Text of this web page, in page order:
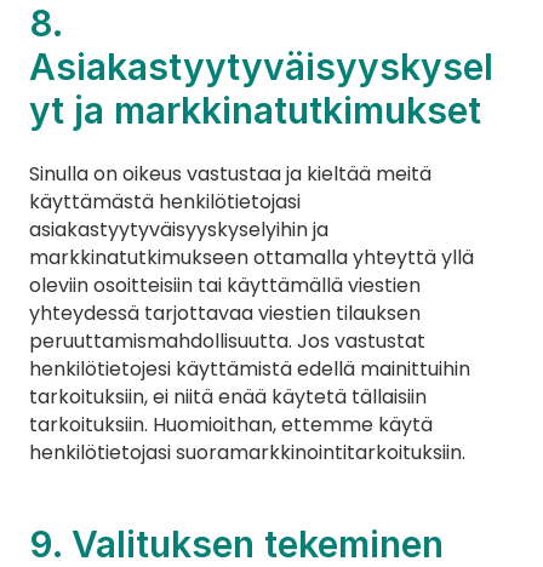
8.
Asiakastyytyväisyyskysel
yt ja markkinatutkimukset
Sinulla on oikeus vastustaa ja kieltää meitä
käyttämästä henkilötietojasi
asiakastyytyväisyyskyselyihin ja
markkinatutkimukseen ottamalla yhteyttä yllä
oleviin osoitteisiin tai käyttämällä viestien
yhteydessä tarjottavaa viestien tilauksen
peruuttamismahdollisuutta. Jos vastustat
henkilötietojesi käyttämistä edellä mainittuihin
tarkoituksiin, ei niitä enää käytetä tällaisiin
tarkoituksiin. Huomioithan, ettemme käytä
henkilötietojasi suoramarkkinointitarkoituksiin.
9. Valituksen tekeminen